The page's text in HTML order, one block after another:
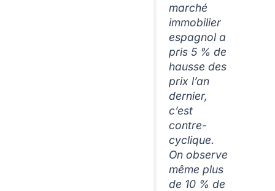
marché
immobilier
espagnol a
pris 5 % de
hausse des
prix l’an
dernier,
c’est
contre-
cyclique.
On observe
même plus
de 10 % de